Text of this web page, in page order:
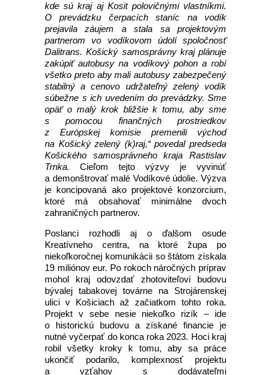
kde sú kraj aj Kosit polovičnými vlastníkmi.
O prevádzku čerpacích staníc na vodík
prejavila záujem a stala sa projektovým
partnerom vo vodíkovom údolí spoločnosť
Dalitrans. Košický samosprávny kraj plánuje
zakúpiť autobusy na vodíkový pohon a robí
všetko preto aby mali autobusy zabezpečený
stabilný a cenovo udržateľný zelený vodík
súbežne s ich uvedením do prevádzky. Sme
opäť o malý krok bližšie k tomu, aby sme
s pomocou finančných prostriedkov
z Európskej komisie premenili východ
na Košický zelený (k)raj,“povedal predseda
Košického samosprávneho kraja Rastislav
Trnka. Cieľom tejto výzvy je vyvinúť
a demonštrovať malé Vodíkové údolie. Výzva
je koncipovaná ako projektové konzorcium,
ktoré má obsahovať minimálne dvoch
zahraničných partnerov.
Poslanci rozhodli aj o ďalšom osude
Kreatívneho centra, na ktoré župa po
niekoľkoročnej komunikácii so štátom získala
19 miliónov eur. Po rokoch náročných príprav
mohol kraj odovzdať zhotoviteľovi budovu
bývalej tabakovej továrne na Strojárenskej
ulici v Košiciach až začiatkom tohto roka.
Projekt v sebe nesie niekoľko rizík – ide
o historickú budovu a získané financie je
nutné vyčerpať do konca roka 2023. Hoci kraj
robil všetky kroky k tomu, aby sa práce
ukončiť podarilo, komplexnosť projektu
a vzťahov s dodávateľmi